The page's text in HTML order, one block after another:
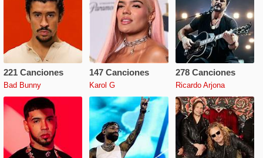
221 Canciones
Bad Bunny
147 Canciones
Karol G
278 Canciones
Ricardo Arjona